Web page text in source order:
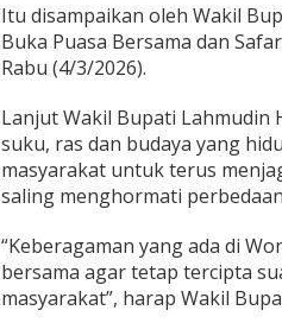
t
k
a
l
i
n
g
e
n
g
h
Itu disampaikan oleh Wakil
Buka Puasa Bersama dan
Rabu (4/3/2026).
Lanjut Wakil Bupati Lahmudin
suku, ras dan budaya yang
masyarakat untuk terus
saling menghormati
“Keberagaman yang ada di
bersama agar tetap tercipta
masyarakat”, harap Wakil